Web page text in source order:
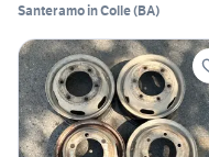
Santeramo in Colle(BA)